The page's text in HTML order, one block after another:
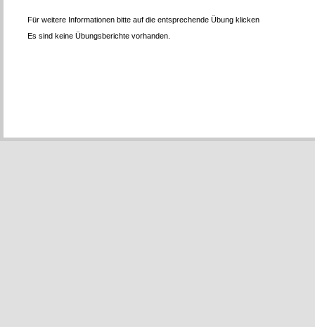
Für weitere Informationen bitte auf die entsprechende Übung klicken
Es sind keine Übungsberichte vorhanden.